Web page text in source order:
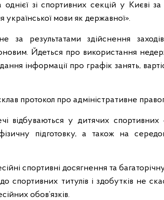
зі спортивних секцій у Києві
мови як державної».
за результатами здійснення
Йдеться про використання
інформації про графік занять,
протокол про адміністративне
відбуваються у дитячих
підготовку, а також на
спортивні досягнення та
спортивних титулів і здобутків не
обов’язків.